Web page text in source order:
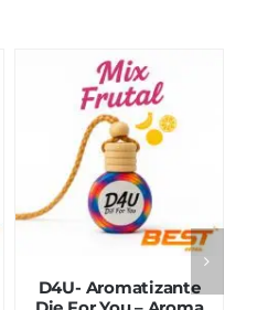
D4U- Aromatizante